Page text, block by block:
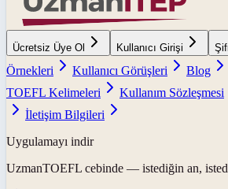
Ücretsiz Üye Ol Kullanıcı Girişi
Örnekleri
Kullanıcı Görüşleri Blog
TOEFL Kelimeleri
Kullanım Sözleşmesi
İletişim Bilgileri
Uygulamayı indir
UzmanTOEFL cebinde — istediğin an,